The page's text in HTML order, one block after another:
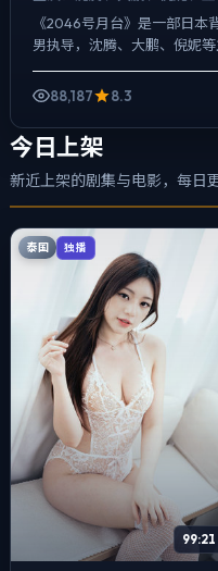
《2046号月台》是一部日本
男执导，沈腾、大鹏、倪妮
88,187
8.3
今日上架
新近上架的剧集与电影，每日
泰国 独播
99:21